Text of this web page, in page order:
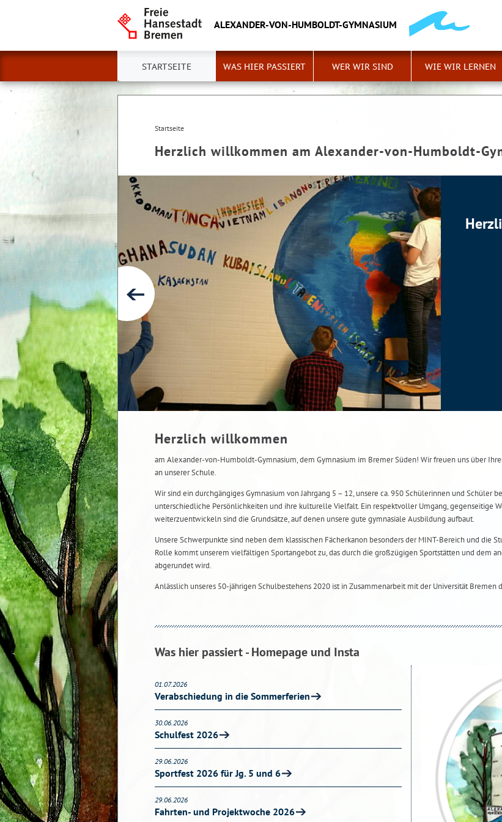
ALEXANDER-VON-HUMBOLDT-GYMNASIUM
STARTSEITE WAS HIER PASSIERT WER WIR SIND WIE WIR LERNEN
Startseite
Herzlich willkommen am Alexander-von-Humboldt-
Herzlich willkommen
am Alexander-von-Humboldt-Gymnasium, dem Gymnasium im Bremer Süden! Wir freuen uns über
an unserer Schule.
Wir sind ein durchgängiges Gymnasium von Jahrgang 5 – 12, unsere ca. 950 Schülerinnen und Schüler
unterschiedliche Persönlichkeiten und ihre kulturelle Vielfalt. Ein respektvoller Umgang, gegenseitige
weiterzuentwickeln sind die Grundsätze, auf denen unsere gute gymnasiale Ausbildung aufbaut.
Unsere Schwerpunkte sind neben dem klassischen Fächerkanon besonders der MINT-Bereich und die
Rolle kommt unserem vielfältigen Sportangebot zu, das durch die großzügigen Sportstätten und dem
abgerundet wird.
Anlässlich unseres 50-jährigen Schulbestehens 2020 ist in Zusammenarbeit mit der Universität Bremen
Was hier passiert - Homepage und Insta
01.07.2026
Verabschiedung in die Sommerferien
30.06.2026
Schulfest 2026
29.06.2026
Sportfest 2026 für Jg. 5 und 6
29.06.2026
Fahrten- und Projektwoche 2026